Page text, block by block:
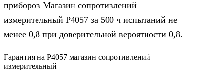
приборов Магазин сопротивлений
измерительный Р4057 за 500 ч испытаний не
менее 0,8 при доверительной вероятности 0,8.
Гарантия на Р4057 магазин сопротивлений
измерительный